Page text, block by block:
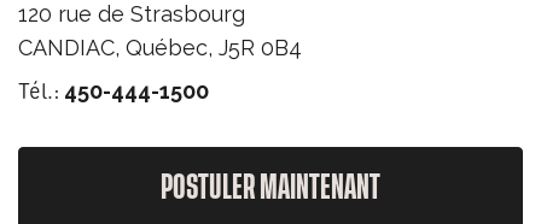
120 rue de Strasbourg
CANDIAC, Québec, J5R 0B4
Tél.: 450-444-1500
POSTULER MAINTENANT